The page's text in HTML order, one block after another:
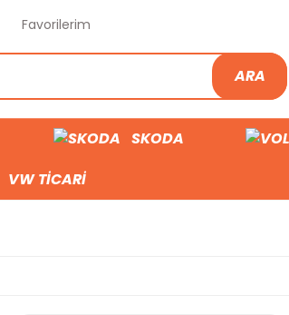
Favorilerim
ARA
SKODA
VW TİCARİ